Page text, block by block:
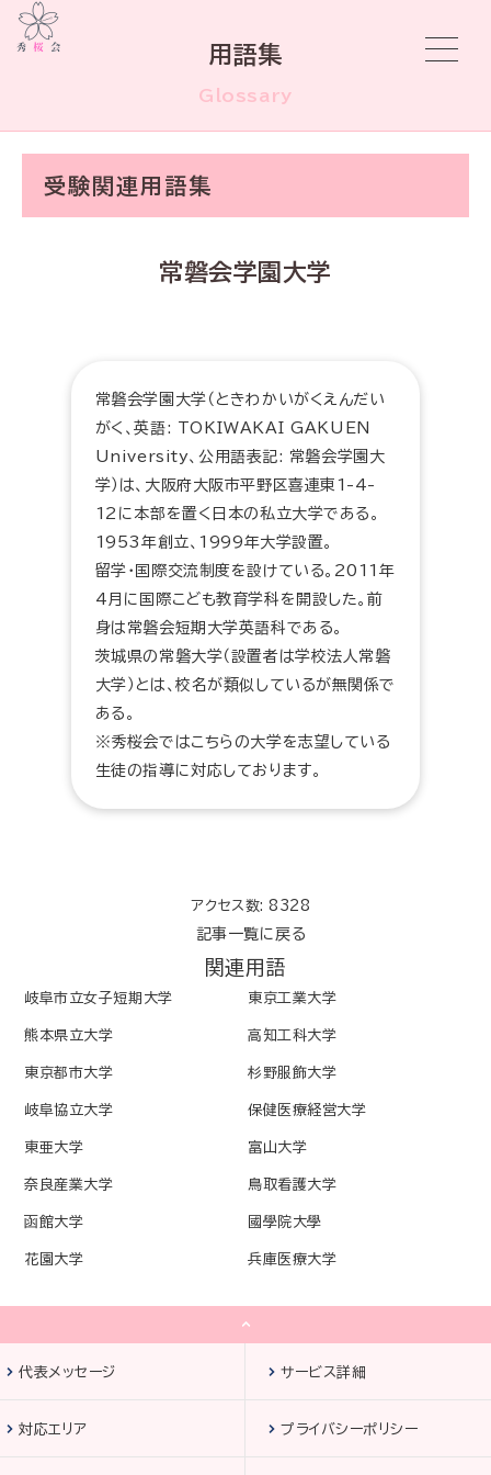
用語集
Glossary
受験関連用語集
常磐会学園大学
常磐会学園大学（ときわかいがくえんだい
がく、英語: TOKIWAKAI GAKUEN
University、公用語表記: 常磐会学園大
学）は、大阪府大阪市平野区喜連東1-4-
12に本部を置く日本の私立大学である。
1953年創立、1999年大学設置。
留学・国際交流制度を設けている。2011年
4月に国際こども教育学科を開設した。前
身は常磐会短期大学英語科である。
茨城県の常磐大学（設置者は学校法人常磐
大学）とは、校名が類似しているが無関係で
ある。
※秀桜会ではこちらの大学を志望している
生徒の指導に対応しております。
アクセス数: 8328
記事一覧に戻る
関連用語
岐阜市立女子短期大学 東京工業大学
熊本県立大学 高知工科大学
東京都市大学 杉野服飾大学
岐阜協立大学 保健医療経営大学
東亜大学 富山大学
奈良産業大学 鳥取看護大学
函館大学 國學院大學
花園大学 兵庫医療大学
代表メッセージ サービス詳細
対応エリア プライバシーポリシー